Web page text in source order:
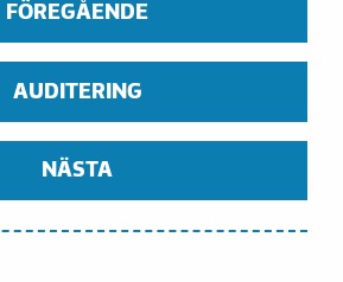
FÖREGÅENDE
AUDITERING
NÄSTA